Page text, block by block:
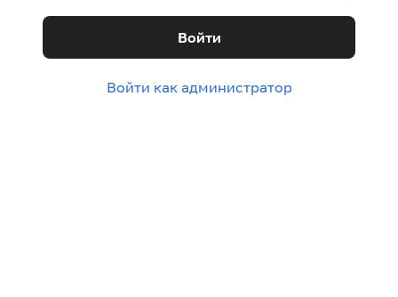
Войти
Войти как администратор